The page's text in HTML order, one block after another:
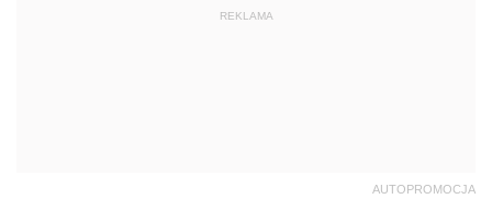
REKLAMA
AUTOPROMOCJA